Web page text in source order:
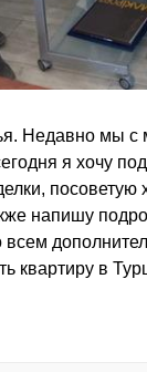
Недавно мы
я хочу
посоветую
напишу
квартиру в